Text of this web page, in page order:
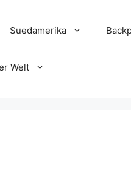
Suedamerika
Welt